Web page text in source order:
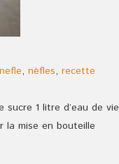
nefle, nèfles, recette
1 litre d’eau de vie
la mise en bouteille